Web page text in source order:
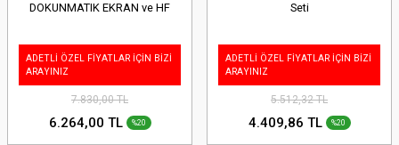
DOKUNMATIK EKRAN ve HF
ADETLİ ÖZEL FİYATLAR İÇİN BİZİ
ARAYINIZ
7.830,00 TL
6.264,00 TL %20
Seti
ADETLİ ÖZEL FİYATLAR İÇİN BİZİ
ARAYINIZ
5.512,32 TL
4.409,86 TL %20